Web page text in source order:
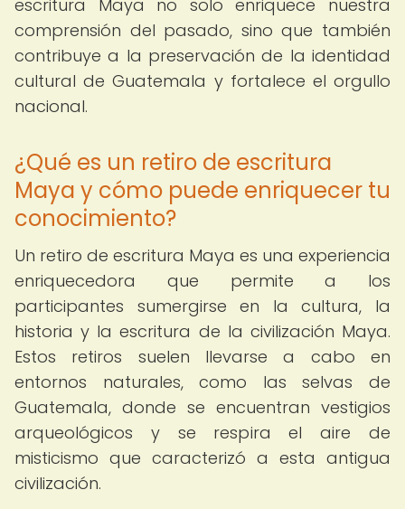
escritura Maya no solo enriquece nuestra
comprensión del pasado, sino que también
contribuye a la preservación de la identidad
cultural de Guatemala y fortalece el orgullo
nacional.
¿Qué es un retiro de escritura
Maya y cómo puede enriquecer tu
conocimiento?
Un retiro de escritura Maya es una experiencia
enriquecedora que permite a los
participantes sumergirse en la cultura, la
historia y la escritura de la civilización Maya.
Estos retiros suelen llevarse a cabo en
entornos naturales, como las selvas de
Guatemala, donde se encuentran vestigios
arqueológicos y se respira el aire de
misticismo que caracterizó a esta antigua
civilización.